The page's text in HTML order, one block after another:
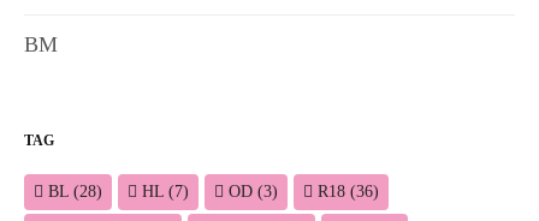
BM
TAG
BL (28) HL (7) OD (3) R18 (36)